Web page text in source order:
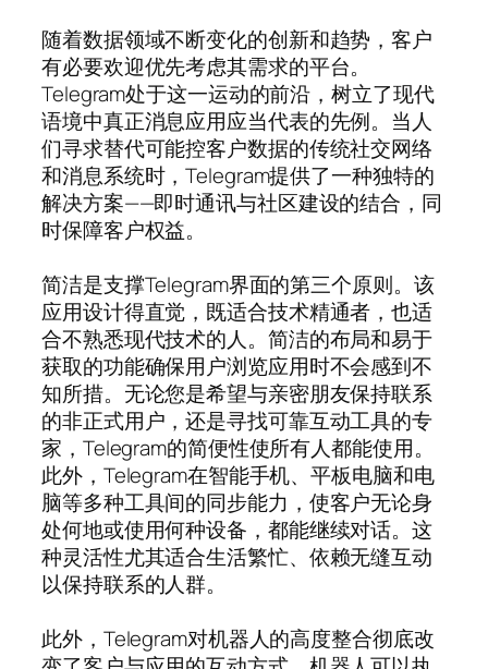
随着数据领域不断变化的创新和趋势，客户
有必要欢迎优先考虑其需求的平台。
Telegram处于这一运动的前沿，树立了现代
语境中真正消息应用应当代表的先例。当人
们寻求替代可能控客户数据的传统社交网络
和消息系统时，Telegram提供了一种独特的
解决方案——即时通讯与社区建设的结合，同
时保障客户权益。
简洁是支撑Telegram界面的第三个原则。该
应用设计得直觉，既适合技术精通者，也适
合不熟悉现代技术的人。简洁的布局和易于
获取的功能确保用户浏览应用时不会感到不
知所措。无论您是希望与亲密朋友保持联系
的非正式用户，还是寻找可靠互动工具的专
家，Telegram的简便性使所有人都能使用。
此外，Telegram在智能手机、平板电脑和电
脑等多种工具间的同步能力，使客户无论身
处何地或使用何种设备，都能继续对话。这
种灵活性尤其适合生活繁忙、依赖无缝互动
以保持联系的人群。
此外，Telegram对机器人的高度整合彻底改